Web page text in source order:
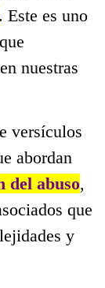
. Este es uno
nuestras
versículos
abordan
del abuso,
que
y